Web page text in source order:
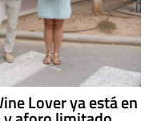
Lover ya está en